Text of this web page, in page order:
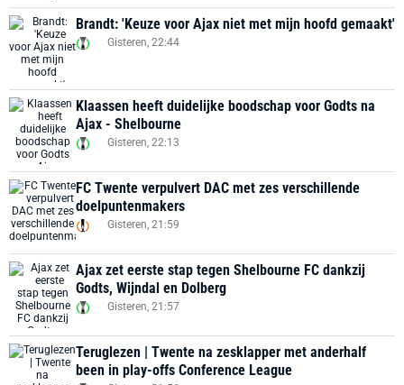
Brandt: 'Keuze voor Ajax niet met mijn hoofd gemaakt'
Gisteren, 22:44
Klaassen heeft duidelijke boodschap voor Godts na
Ajax - Shelbourne
Gisteren, 22:13
FC Twente verpulvert DAC met zes verschillende
doelpuntenmakers
Gisteren, 21:59
Ajax zet eerste stap tegen Shelbourne FC dankzij
Godts, Wijndal en Dolberg
Gisteren, 21:57
Teruglezen | Twente na zesklapper met anderhalf
been in play-offs Conference League